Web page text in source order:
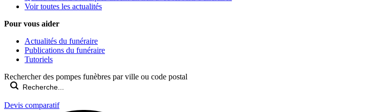
Voir toutes les actualités
Pour vous aider
Actualités du funéraire
Publications du funéraire
Tutoriels
Rechercher des pompes funèbres par ville ou code postal
Devis comparatif